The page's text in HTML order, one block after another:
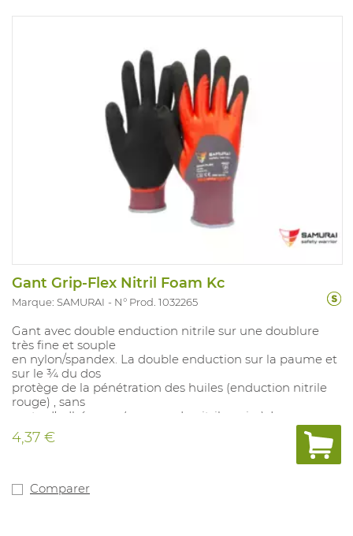
Gant Grip-Flex Nitril Foam Kc
Marque: SAMURAI N° Prod. 1032265
Gant avec double enduction nitrile sur une doublure
très fine et souple
en nylon/spandex. La double enduction sur la paume et
sur le ¾ du dos
protège de la pénétration des huiles (enduction nitrile
rouge) , sans
perte d’adhérence (mousse de nitrile noire). La
meilleure protection
contre l’abrasion combinée avec un excellent confort !
4,37 €
Comparer